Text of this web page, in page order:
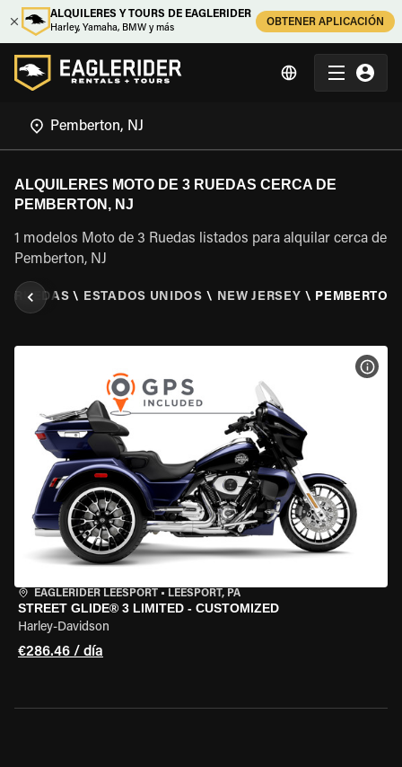
ALQUILERES Y TOURS DE EAGLERIDER
Harley, Yamaha, BMW y más
OBTENER APLICACIÓN
ALQUILERES MOTO DE 3 RUEDAS CERCA DE
PEMBERTON, NJ
1 modelos Moto de 3 Ruedas listados para alquilar cerca de
Pemberton, NJ
RUEDAS \ ESTADOS UNIDOS \ NEW JERSEY \
EAGLERIDER LEESPORT • LEESPORT, PA
STREET GLIDE® 3 LIMITED - CUSTOMIZED
Harley-Davidson
€286.46 / día
VER